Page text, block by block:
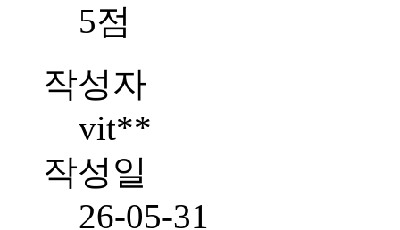
5점
작성자
vit**
작성일
26-05-31